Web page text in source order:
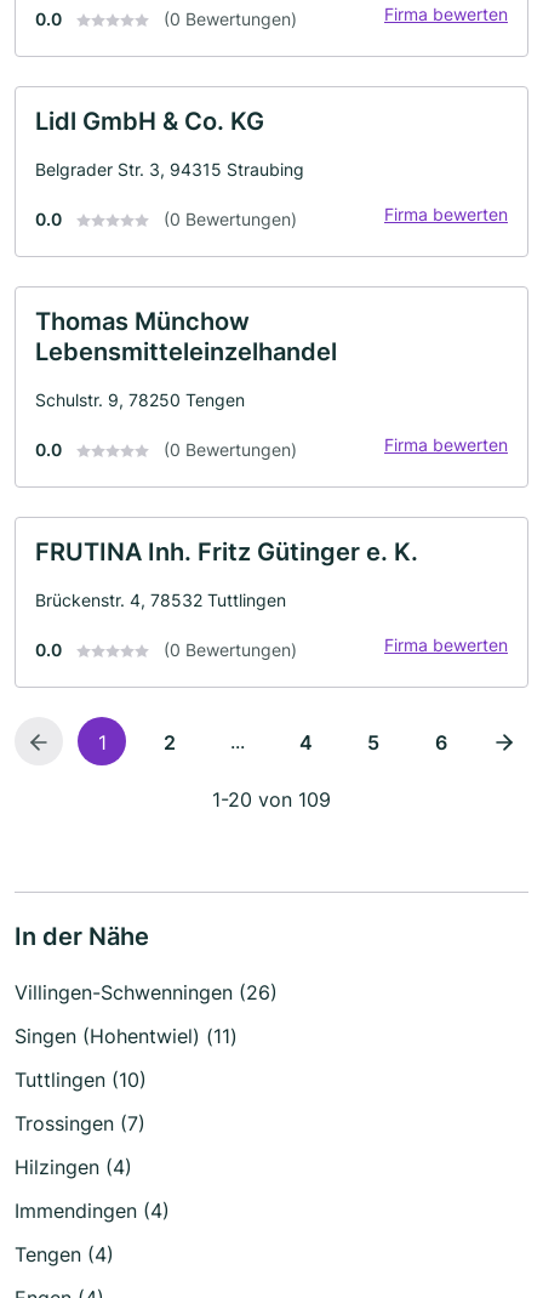
0.0 (0 Bewertungen) Firma bewerten
Lidl GmbH & Co. KG
Belgrader Str. 3, 94315 Straubing
0.0 (0 Bewertungen) Firma bewerten
Thomas Münchow
Lebensmitteleinzelhandel
Schulstr. 9, 78250 Tengen
0.0 (0 Bewertungen) Firma bewerten
FRUTINA Inh. Fritz Gütinger e. K.
Brückenstr. 4, 78532 Tuttlingen
0.0 (0 Bewertungen) Firma bewerten
1 2 ... 4 5 6
1-20 von 109
In der Nähe
Villingen-Schwenningen (26)
Singen (Hohentwiel) (11)
Tuttlingen (10)
Trossingen (7)
Hilzingen (4)
Immendingen (4)
Tengen (4)